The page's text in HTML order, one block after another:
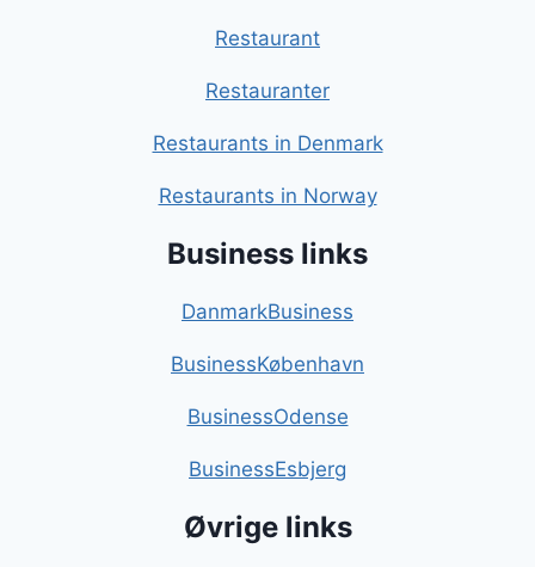
Restaurant
Restauranter
Restaurants in Denmark
Restaurants in Norway
Business links
DanmarkBusiness
BusinessKøbenhavn
BusinessOdense
BusinessEsbjerg
Øvrige links